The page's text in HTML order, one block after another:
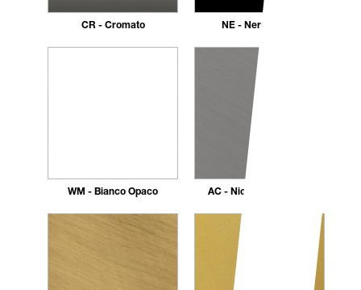
CR - Cromato NE - Nero opaco
WM - Bianco Opaco AC - Nickel Spazzolato